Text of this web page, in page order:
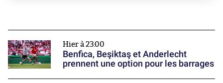
Hier à 23:00
Benfica, Beşiktaş et Anderlecht
prennent une option pour les barrages